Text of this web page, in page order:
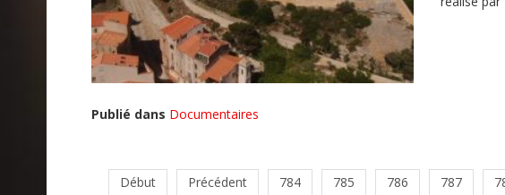
Publié dans Documentaires
Début Précédent 784 785 786 787